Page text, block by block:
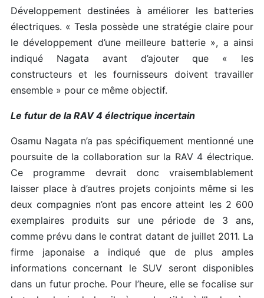
Développement destinées à améliorer les batteries
électriques. « Tesla possède une stratégie claire pour
le développement d’une meilleure batterie », a ainsi
indiqué Nagata avant d’ajouter que « les
constructeurs et les fournisseurs doivent travailler
ensemble » pour ce même objectif.
Le futur de la RAV 4 électrique incertain
Osamu Nagata n’a pas spécifiquement mentionné une
poursuite de la collaboration sur la RAV 4 électrique.
Ce programme devrait donc vraisemblablement
laisser place à d’autres projets conjoints même si les
deux compagnies n’ont pas encore atteint les 2 600
exemplaires produits sur une période de 3 ans,
comme prévu dans le contrat datant de juillet 2011. La
firme japonaise a indiqué que de plus amples
informations concernant le SUV seront disponibles
dans un futur proche. Pour l’heure, elle se focalise sur